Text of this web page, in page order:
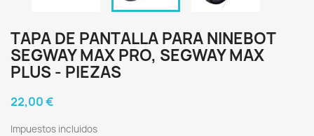
TAPA DE PANTALLA PARA NINEBOT
SEGWAY MAX PRO, SEGWAY MAX
PLUS - PIEZAS
22,00 €
Impuestos incluidos